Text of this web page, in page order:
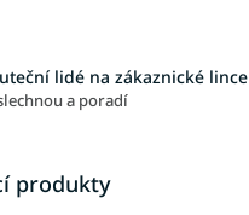
lidé na zákaznické lince
a poradí
produkty